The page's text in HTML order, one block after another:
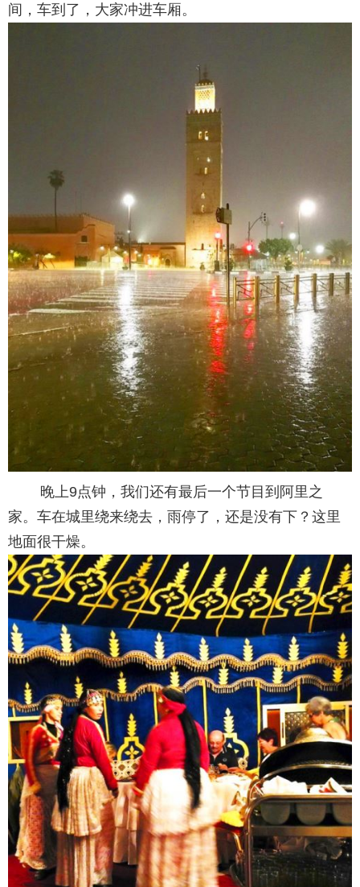
间，车到了，大家冲进车厢。
晚上9点钟，我们还有最后一个节目到阿里之
家。车在城里绕来绕去，雨停了，还是没有下？这里
地面很干燥。